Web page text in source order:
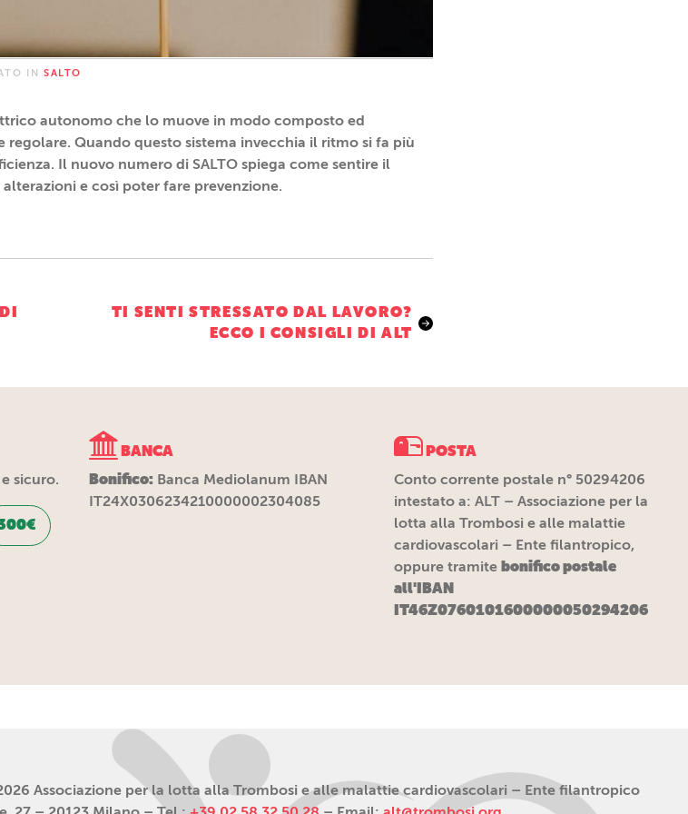
INSALTO
autonomo che lo muove in modo composto ed
regolare. Quando questo sistema invecchia il ritmo si fa più
Il nuovo numero di SALTO spiega come sentire il
e così poter fare prevenzione.
TI SENTI STRESSATO DAL LAVORO?
ECCO I CONSIGLI DI ALT
sicuro.
BANCA
Bonifico: Banca Mediolanum IBAN
IT24X0306234210000002304085
POSTA
Conto corrente postale n° 50294206
intestato a: ALT – Associazione per la
lotta alla Trombosi e alle malattie
cardiovascolari – Ente filantropico,
oppure tramite bonifico postale
all'IBAN
IT46Z0760101600000050294206
Associazione per la lotta alla Trombosi e alle malattie cardiovascolari – Ente filantropico